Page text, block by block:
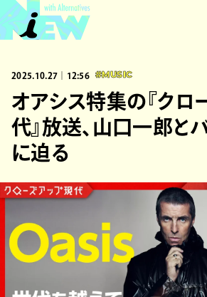
2025.10.27｜12:56 #MUSIC
オアシス特集の『クロ
代』放送、山口一郎と
に迫る